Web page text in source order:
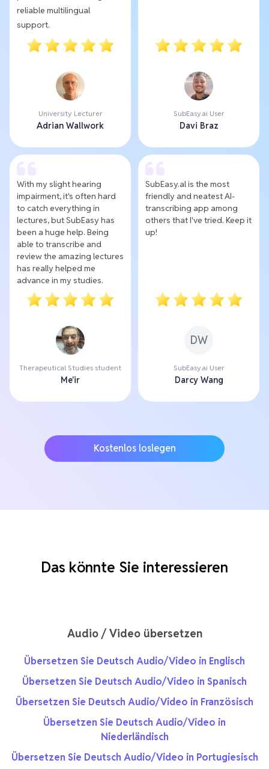
reliable multilingual
support.
University Lecturer
Adrian Wallwork
SubEasy.ai User
Davi Braz
With my slight hearing
impairment, it's often hard
to catch everything in
lectures, but SubEasy has
been a huge help. Being
able to transcribe and
review the amazing lectures
has really helped me
advance in my studies.
Therapeutical Studies student
Me'ir
SubEasy.al is the most
friendly and neatest AI-
transcribing app among
others that I've tried. Keep it
up!
DW
SubEasy.ai User
Darcy Wang
Kostenlos loslegen
Das könnte Sie interessieren
Audio / Video übersetzen
Übersetzen Sie Deutsch Audio/Video in Englisch
Übersetzen Sie Deutsch Audio/Video in Spanisch
Übersetzen Sie Deutsch Audio/Video in Französisch
Übersetzen Sie Deutsch Audio/Video in
Niederländisch
Übersetzen Sie Deutsch Audio/Video in Portugiesisch